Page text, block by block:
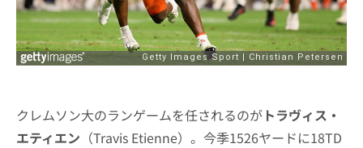
クレムソン大のランゲームを任されるのが トラヴィス・
エティエン （Travis Etienne）。今季1526ヤードに18TD